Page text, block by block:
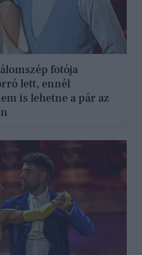
fotója
lett, ennél
is lehetne a pár az